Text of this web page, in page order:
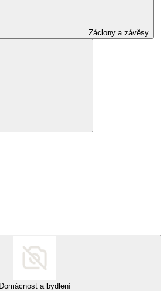
Záclony a závěsy
Domácnost a bydlení